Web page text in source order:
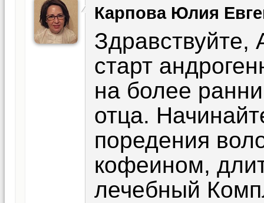
Карпова Юлия
Здравствуйте,
старт
на более
отца.
поредения
кофеином,
лечебный